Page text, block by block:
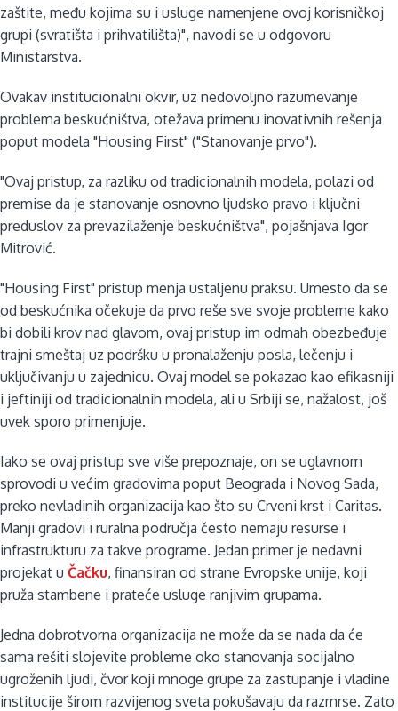
zaštite, među kojima su i usluge namenjene ovoj korisničkoj
grupi (svratišta i prihvatilišta)", navodi se u odgovoru
Ministarstva.
Ovakav institucionalni okvir, uz nedovoljno razumevanje
problema beskućništva, otežava primenu inovativnih rešenja
poput modela "Housing First" ("Stanovanje prvo").
"Ovaj pristup, za razliku od tradicionalnih modela, polazi od
premise da je stanovanje osnovno ljudsko pravo i ključni
preduslov za prevazilaženje beskućništva", pojašnjava Igor
Mitrović.
"Housing First" pristup menja ustaljenu praksu. Umesto da se
od beskućnika očekuje da prvo reše sve svoje probleme kako
bi dobili krov nad glavom, ovaj pristup im odmah obezbeđuje
trajni smeštaj uz podršku u pronalaženju posla, lečenju i
uključivanju u zajednicu. Ovaj model se pokazao kao efikasniji
i jeftiniji od tradicionalnih modela, ali u Srbiji se, nažalost, još
uvek sporo primenjuje.
Iako se ovaj pristup sve više prepoznaje, on se uglavnom
sprovodi u većim gradovima poput Beograda i Novog Sada,
preko nevladinih organizacija kao što su Crveni krst i Caritas.
Manji gradovi i ruralna područja često nemaju resurse i
infrastrukturu za takve programe. Jedan primer je nedavni
projekat u Čačku, finansiran od strane Evropske unije, koji
pruža stambene i prateće usluge ranjivim grupama.
Jedna dobrotvorna organizacija ne može da se nada da će
sama rešiti slojevite probleme oko stanovanja socijalno
ugroženih ljudi, čvor koji mnoge grupe za zastupanje i vladine
institucije širom razvijenog sveta pokušavaju da razmrse. Zato